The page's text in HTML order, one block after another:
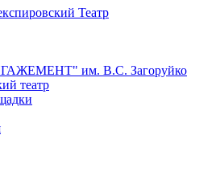
Театр
им. В.С. Загоруйко
театр